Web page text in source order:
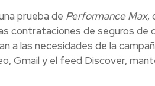
prueba de Performance Max,
contrataciones de seguros de
a las necesidades de la
Gmail y el feed Discover,